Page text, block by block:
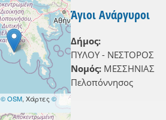
© OSM, Χάρτες ©
Άγιοι Ανάργυροι
Δήμος:
ΠΥΛΟΥ - ΝΕΣΤΟΡΟΣ
Νομός: ΜΕΣΣΗΝΙΑΣ
Πελοπόννησος